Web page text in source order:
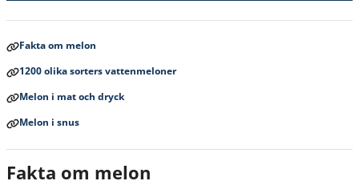
Fakta om melon
1200 olika sorters vattenmeloner
Melon i mat och dryck
Melon i snus
Fakta om melon